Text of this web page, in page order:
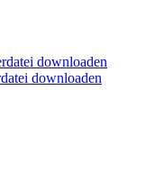
downloaden
downloaden